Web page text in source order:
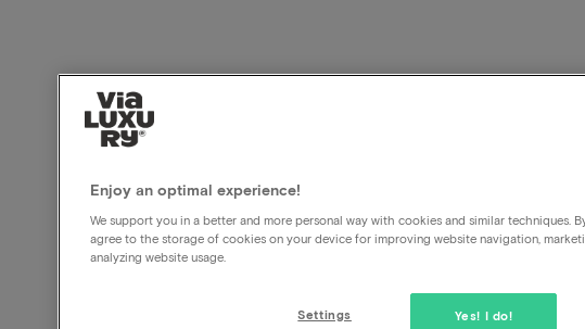
Enjoy an optimal experience!
We support you in a better and more personal way with cookies and similar techniques.
agree to the storage of cookies on your device for improving website navigation,
analyzing website usage.
Yes! I do!
Settings